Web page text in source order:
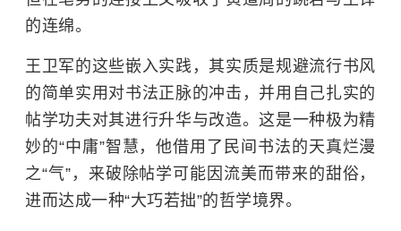
的连绵。
王卫军的这些嵌入实践，其实质是规避流行书风
的简单实用对书法正脉的冲击，并用自己扎实的
帖学功夫对其进行升华与改造。这是一种极为精
妙的“中庸”智慧，他借用了民间书法的天真烂漫
之“气”，来破除帖学可能因流美而带来的甜俗，
进而达成一种“大巧若拙”的哲学境界。